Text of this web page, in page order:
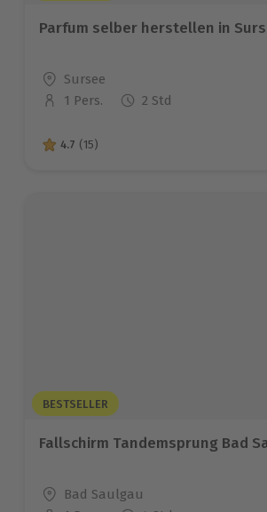
Parfum selber herstellen in
Standort
Sursee
Anzahl der Teilnehmer
1 Pers. 2 Std
4.7 von 5 Sternen basierend auf 15
4.7 (15)
BESTSELLER
Fallschirm Tandemsprung Bad
Standort
Bad Saulgau